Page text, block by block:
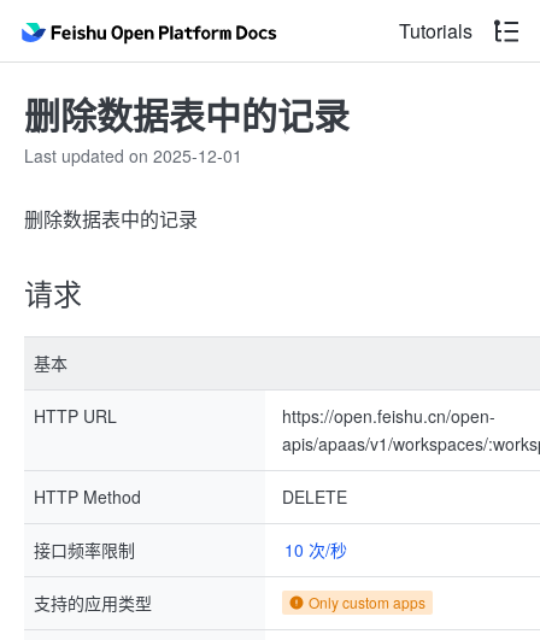
Tutorials
删除数据表中的记录
Last updated on 2025-12-01
删除数据表中的记录
请求
基本
HTTP URL
https://open.feishu.cn/open-
apis/apaas/v1/workspaces/
HTTP Method DELETE
接口频率限制 10 次/秒
支持的应用类型 Only custom apps